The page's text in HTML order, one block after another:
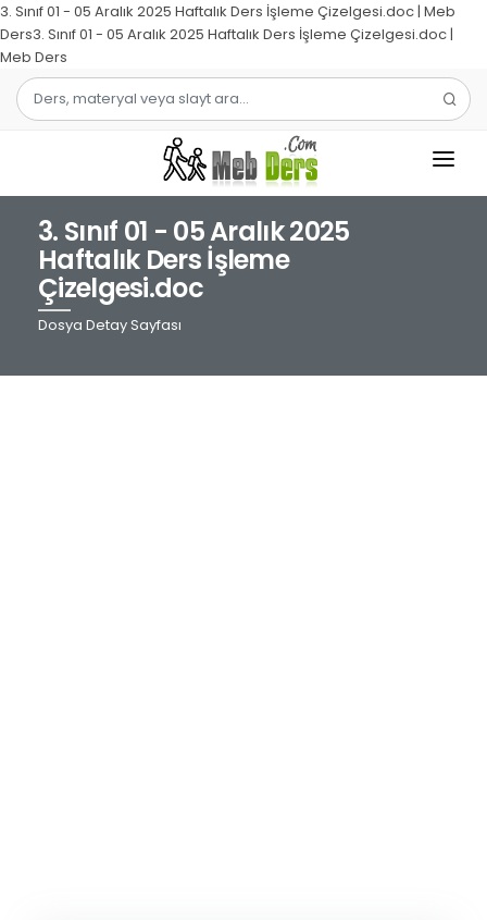
3. Sınıf 01 - 05 Aralık 2025 Haftalık Ders İşleme Çizelgesi.doc | Meb
Ders3. Sınıf 01 - 05 Aralık 2025 Haftalık Ders İşleme Çizelgesi.doc |
Meb Ders
1.SINIF
2.SINIF
3.SINIF
4.SINIF
3. Sınıf 01 - 05 Aralık 2025
Haftalık Ders İşleme
Çizelgesi.doc
Dosya Detay Sayfası